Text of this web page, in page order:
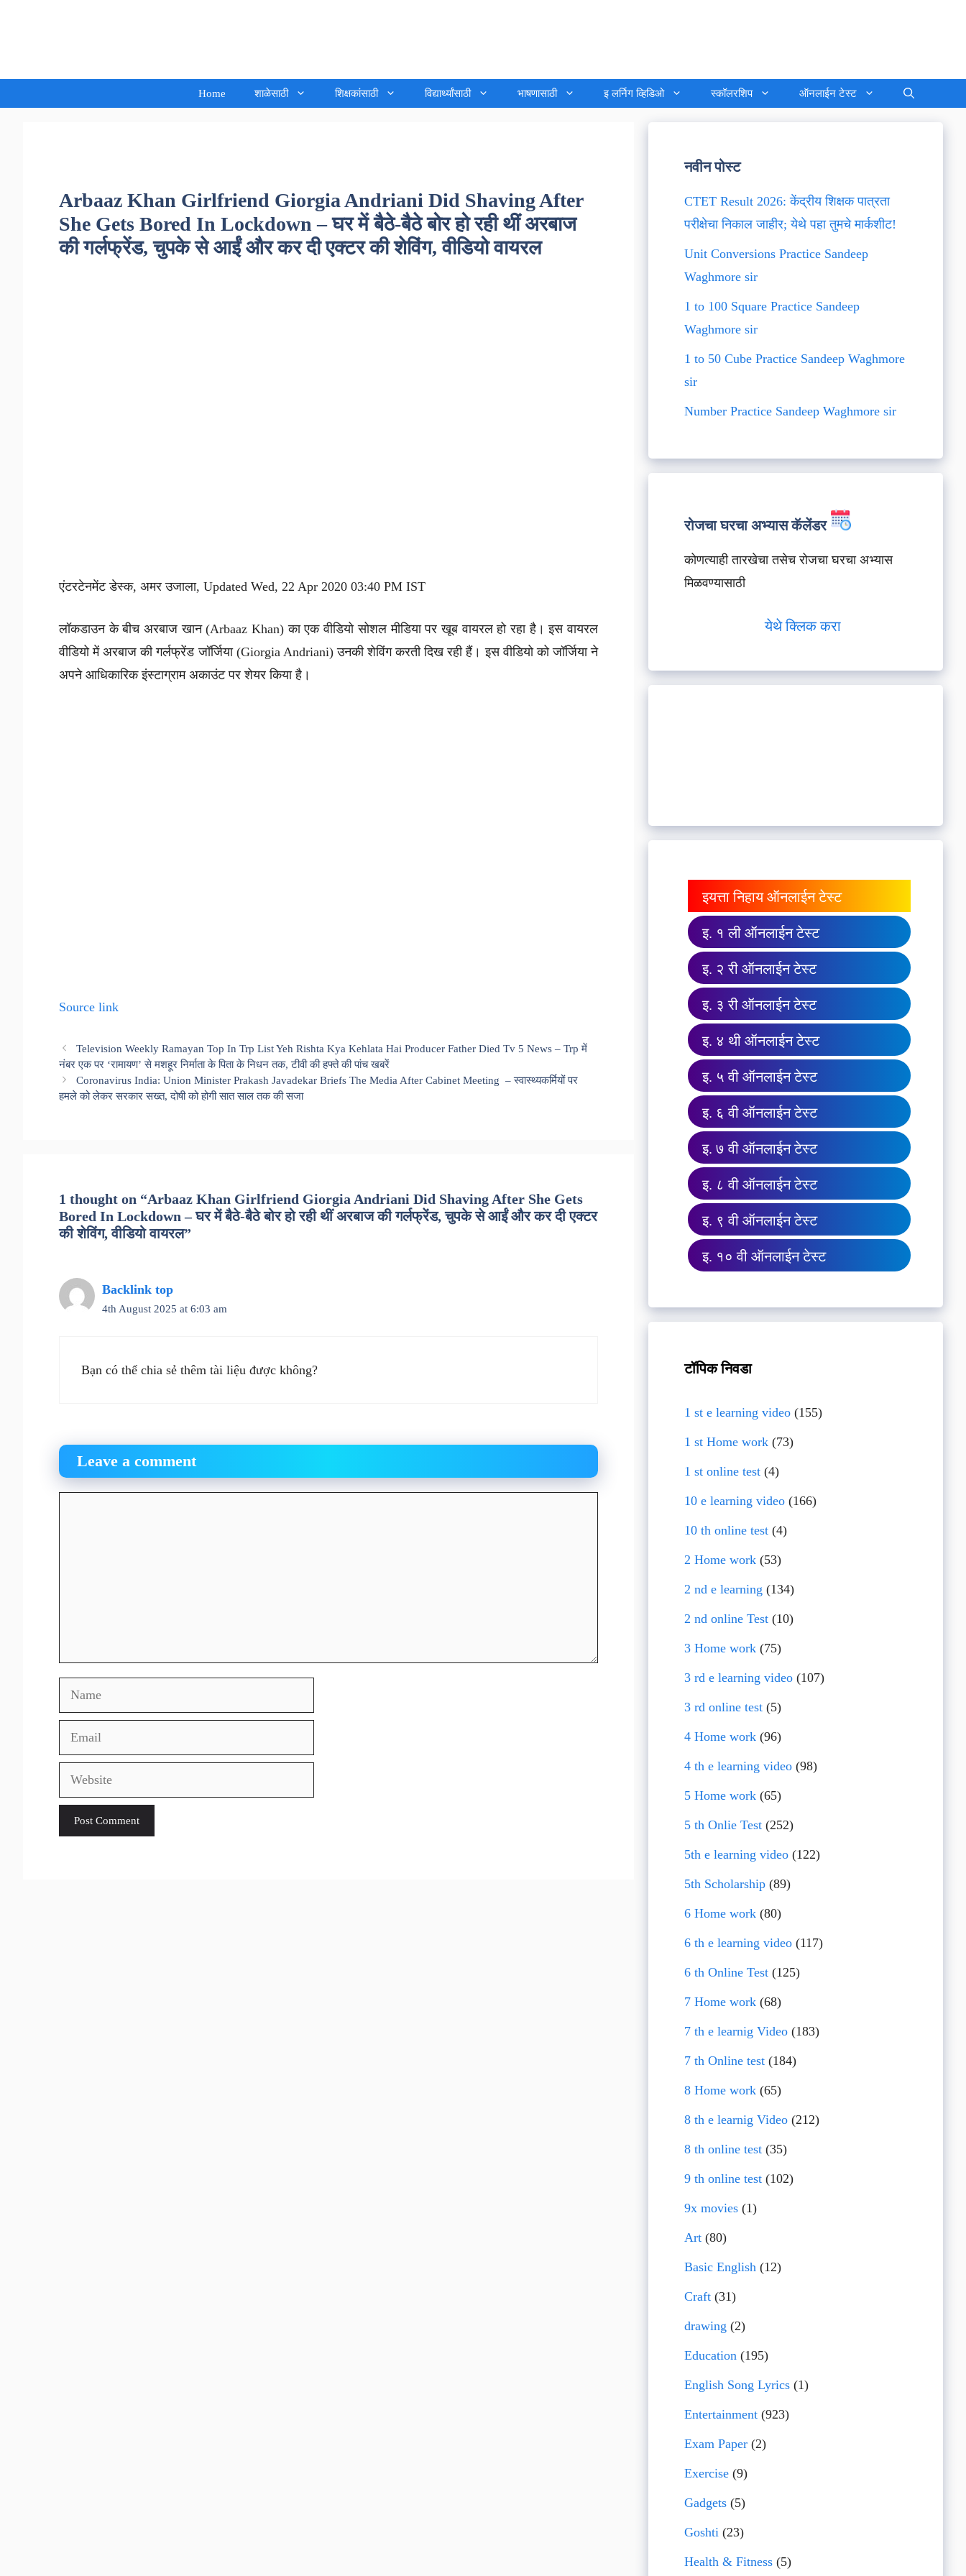
Home शाळेसाठी शिक्षकांसाठी विद्यार्थ्यांसाठी भाषणासाठी इ लर्निग व्हिडिओ स्कॉलरशिप ऑनलाईन टेस्ट
Arbaaz Khan Girlfriend Giorgia Andriani Did Shaving After
She Gets Bored In Lockdown – घर में बैठे-बैठे बोर हो रही थीं अरबाज
की गर्लफ्रेंड, चुपके से आईं और कर दी एक्टर की शेविंग, वीडियो वायरल
एंटरटेनमेंट डेस्क, अमर उजाला, Updated Wed, 22 Apr 2020 03:40 PM IST
लॉकडाउन के बीच अरबाज खान (Arbaaz Khan) का एक वीडियो सोशल मीडिया पर खूब वायरल हो रहा है। इस वायरल
वीडियो में अरबाज की गर्लफ्रेंड जॉर्जिया (Giorgia Andriani) उनकी शेविंग करती दिख रही हैं। इस वीडियो को जॉर्जिया ने
अपने आधिकारिक इंस्टाग्राम अकाउंट पर शेयर किया है।
Source link
Television Weekly Ramayan Top In Trp List Yeh Rishta Kya Kehlata Hai Producer Father Died Tv 5 News – Trp में
नंबर एक पर ‘रामायण’ से मशहूर निर्माता के पिता के निधन तक, टीवी की हफ्ते की पांच खबरें
Coronavirus India: Union Minister Prakash Javadekar Briefs The Media After Cabinet Meeting – स्वास्थ्यकर्मियों पर
हमले को लेकर सरकार सख्त, दोषी को होगी सात साल तक की सजा
1 thought on “Arbaaz Khan Girlfriend Giorgia Andriani Did Shaving After She Gets
Bored In Lockdown – घर में बैठे-बैठे बोर हो रही थीं अरबाज की गर्लफ्रेंड, चुपके से आईं और कर दी एक्टर
की शेविंग, वीडियो वायरल”
Backlink top
4th August 2025 at 6:03 am
Bạn có thể chia sẻ thêm tài liệu được không?
Leave a comment
Name
Email
Website
नवीन पोस्ट
CTET Result 2026: केंद्रीय शिक्षक पात्रता
परीक्षेचा निकाल जाहीर; येथे पहा तुमचे मार्कशीट!
Unit Conversions Practice Sandeep
Waghmore sir
1 to 100 Square Practice Sandeep
Waghmore sir
1 to 50 Cube Practice Sandeep Waghmore
sir
Number Practice Sandeep Waghmore sir
रोजचा घरचा अभ्यास कॅलेंडर
कोणत्याही तारखेचा तसेच रोजचा घरचा अभ्यास
मिळवण्यासाठी
येथे क्लिक करा
इयत्ता निहाय ऑनलाईन टेस्ट
इ. १ ली ऑनलाईन टेस्ट
इ. २ री ऑनलाईन टेस्ट
इ. ३ री ऑनलाईन टेस्ट
इ. ४ थी ऑनलाईन टेस्ट
इ. ५ वी ऑनलाईन टेस्ट
इ. ६ वी ऑनलाईन टेस्ट
इ. ७ वी ऑनलाईन टेस्ट
इ. ८ वी ऑनलाईन टेस्ट
इ. ९ वी ऑनलाईन टेस्ट
इ. १० वी ऑनलाईन टेस्ट
टॉपिक निवडा
1 st e learning video (155)
1 st Home work (73)
1 st online test (4)
10 e learning video (166)
10 th online test (4)
2 Home work (53)
2 nd e learning (134)
2 nd online Test (10)
3 Home work (75)
3 rd e learning video (107)
3 rd online test (5)
4 Home work (96)
4 th e learning video (98)
5 Home work (65)
5 th Onlie Test (252)
5th e learning video (122)
5th Scholarship (89)
6 Home work (80)
6 th e learning video (117)
6 th Online Test (125)
7 Home work (68)
7 th e learnig Video (183)
7 th Online test (184)
8 Home work (65)
8 th e learnig Video (212)
8 th online test (35)
9 th online test (102)
9x movies (1)
Art (80)
Basic English (12)
Craft (31)
drawing (2)
Education (195)
English Song Lyrics (1)
Entertainment (923)
Exam Paper (2)
Exercise (9)
Gadgets (5)
Goshti (23)
Health & Fitness (5)